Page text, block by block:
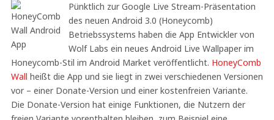
Pünktlich zur Google Live Stream-Präsentation
des neuen Android 3.0 (Honeycomb)
Betriebssystems haben die App Entwickler von
Wolf Labs ein neues Android Live Wallpaper im
Honeycomb-Stil im Android Market veröffentlicht. HoneyComb
Wall heißt die App und sie liegt in zwei verschiedenen Versionen
vor – einer Donate-Version und einer kostenfreien Variante.
Die Donate-Version hat einige Funktionen, die Nutzern der